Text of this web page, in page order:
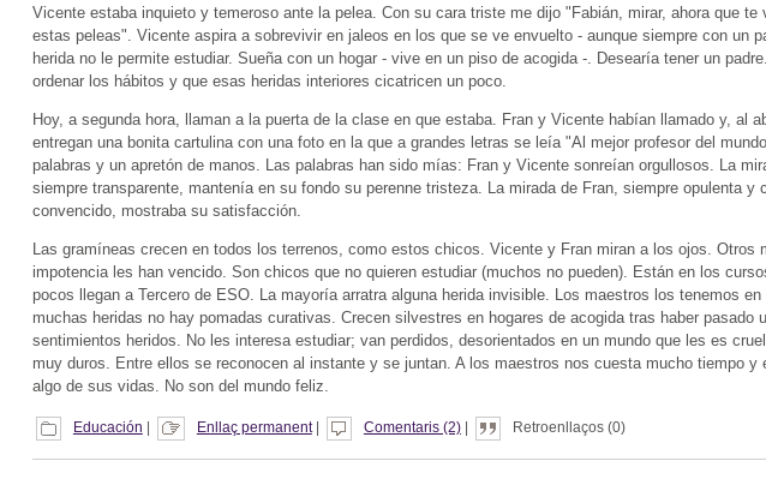
Vicente estaba inquieto y temeroso ante la pelea. Con su cara triste me dijo "Fabián, mirar, ahora que
estas peleas". Vicente aspira a sobrevivir en jaleos en los que se ve envuelto - aunque siempre con un
herida no le permite estudiar. Sueña con un hogar - vive en un piso de acogida -. Desearía tener un
ordenar los hábitos y que esas heridas interiores cicatricen un poco.
Hoy, a segunda hora, llaman a la puerta de la clase en que estaba. Fran y Vicente habían llamado y, al
entregan una bonita cartulina con una foto en la que a grandes letras se leía "Al mejor profesor del
palabras y un apretón de manos. Las palabras han sido mías: Fran y Vicente sonreían orgullosos. La
siempre transparente, mantenía en su fondo su perenne tristeza. La mirada de Fran, siempre opulenta y
convencido, mostraba su satisfacción.
Las gramíneas crecen en todos los terrenos, como estos chicos. Vicente y Fran miran a los ojos. Otros
impotencia les han vencido. Son chicos que no quieren estudiar (muchos no pueden). Están en los
pocos llegan a Tercero de ESO. La mayoría arratra alguna herida invisible. Los maestros los tenemos
muchas heridas no hay pomadas curativas. Crecen silvestres en hogares de acogida tras haber pasado
sentimientos heridos. No les interesa estudiar; van perdidos, desorientados en un mundo que les es
muy duros. Entre ellos se reconocen al instante y se juntan. A los maestros nos cuesta mucho tiempo y
algo de sus vidas. No son del mundo feliz.
Educación Enllaç permanent| Comentaris (2)| Retroenllaços (0)